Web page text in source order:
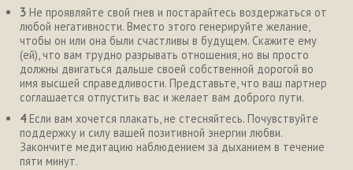
3 Не проявляйте свой гнев и постарайтесь воздержаться от
любой негативности. Вместо этого генерируйте желание,
чтобы он или она были счастливы в будущем. Скажите ему
(ей), что вам трудно разрывать отношения, но вы просто
должны двигаться дальше своей собственной дорогой во
имя высшей справедливости. Представьте, что ваш партнер
соглашается отпустить вас и желает вам доброго пути.
4Если вам хочется плакать, не стесняйтесь. Почувствуйте
поддержку и силу вашей позитивной энергии любви.
Закончите медитацию наблюдением за дыханием в течение
пяти минут.